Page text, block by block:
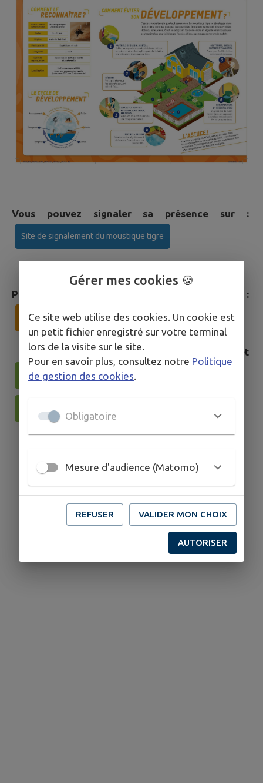
Vous pouvez signaler sa présence sur :
Site de signalement du moustique tigre
Pour plus d'informations, consultez :
Plan de lutte Guide de prévention
et
ARS : maladies vectorielles
Grand Besançon : vigilance
Gérer mes cookies 🍪
Ce site web utilise des cookies. Un cookie est
un petit fichier enregistré sur votre terminal
lors de la visite sur le site.
Pour en savoir plus, consultez notre Politique
de gestion des cookies
Obligatoire
Mesure d'audience (Matomo)
REFUSER VALIDER MON CHOIX
AUTORISER